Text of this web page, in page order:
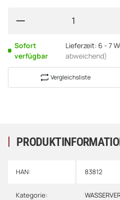
Sofort
verfügbar
Lieferzeit: 6 - 7
abweichend)
Vergleichsliste
HAN: 83812
Kategorie: